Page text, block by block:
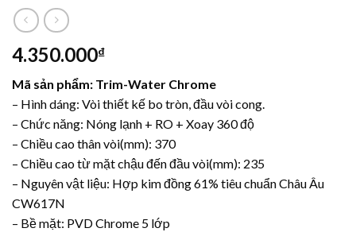
4.350.000₫
Mã sản phẩm: Trim-Water Chrome
– Hình dáng: Vòi thiết kế bo tròn, đầu vòi cong.
– Chức năng: Nóng lạnh + RO + Xoay 360 độ
– Chiều cao thân vòi(mm): 370
– Chiều cao từ mặt chậu đến đầu vòi(mm): 235
– Nguyên vật liệu: Hợp kim đồng 61% tiêu chuẩn Châu Âu
CW617N
– Bề mặt: PVD Chrome 5 lớp